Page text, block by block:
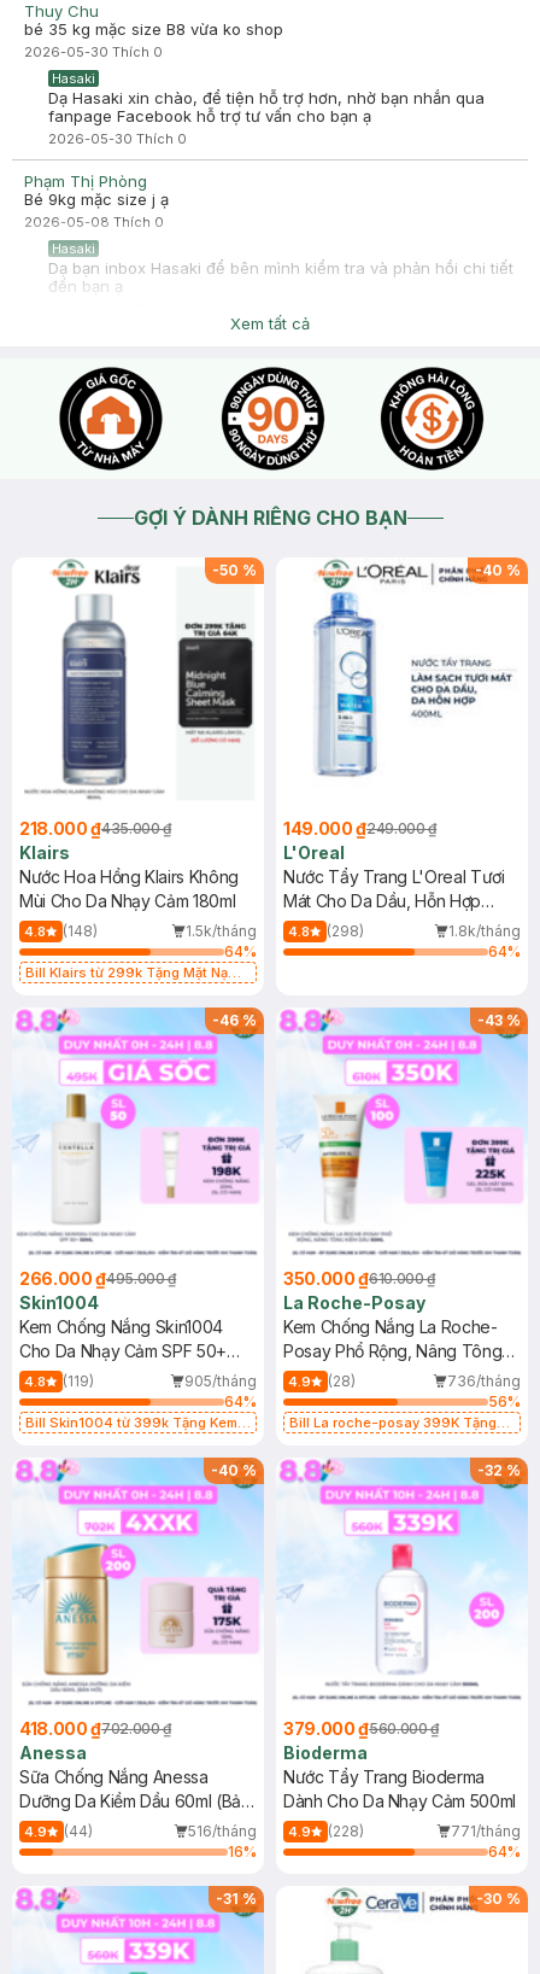
Thuy Chu
bé 35 kg mặc size B8 vừa ko shop
2026-05-30 Thích 0
Hasaki
Dạ Hasaki xin chào, để tiện hỗ trợ hơn, nhờ bạn nhắn qua
fanpage Facebook hỗ trợ tư vấn cho bạn ạ
2026-05-30 Thích 0
Phạm Thị Phòng
Bé 9kg mặc size j ạ
2026-05-08 Thích 0
Hasaki
Dạ bạn inbox Hasaki để bên mình kiểm tra và phản hồi chi tiết
đến bạn ạ
Xem tất cả
GỢI Ý DÀNH RIÊNG CHO BẠN
-50 %
218.000 ₫435.000 ₫
Klairs
Nước Hoa Hồng Klairs Không
Mùi Cho Da Nhạy Cảm 180ml
4.8 (148)
1.5k/tháng
64%
Bill Klairs từ 299k Tặng Mặt Nạ
25ml (SL Có Hạn)
-40 %
149.000 ₫249.000 ₫
L'Oreal
Nước Tẩy Trang L'Oreal Tươi
Mát Cho Da Dầu, Hỗn Hợp
400ml
4.8 (298)
1.8k/tháng
64%
-46%
266.000 ₫495.000 ₫
Skin1004
Kem Chống Nắng Skin1004
Cho Da Nhạy Cảm SPF 50+
50ml
4.8 (119)
905/tháng
64%
Bill Skin1004 từ 399k Tặng Kem
SPF 50+ 20ml (SL Có Hạn)
-43%
350.000 ₫610.000 ₫
La Roche-Posay
Kem Chống Nắng La Roche-
Posay Phổ Rộng, Nâng Tông
Kiềm Dầu 50ml
4.9 (28)
736/tháng
56%
Bill La roche-posay 399K Tặng
(SL có hạn)
-40%
418.000 ₫702.000 ₫
Anessa
Sữa Chống Nắng Anessa
Dưỡng Da Kiềm Dầu 60ml (Bản
Mới)
4.9 (44)
516/tháng
16%
-32%
379.000 ₫560.000 ₫
Bioderma
Nước Tẩy Trang Bioderma
Dành Cho Da Nhạy Cảm 500ml
4.9 (228)
771/tháng
64%
-31% -30 %